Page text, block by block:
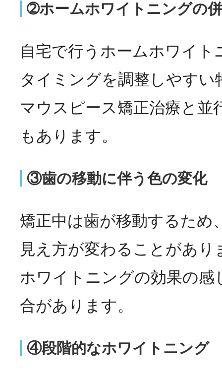
➁ホームホワイトニングの
自宅で行うホームホワイト
タイミングを調整しやすい
マウスピース矯正治療と並
もあります。
③歯の移動に伴う色の変化
矯正中は歯が移動するため
見え方が変わることがあ
ホワイトニングの効果の感
合があります。
④段階的なホワイトニング